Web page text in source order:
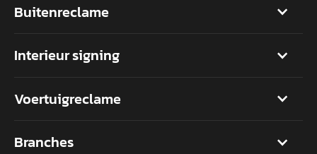
Buitenreclame
Interieur signing
Voertuigreclame
Branches